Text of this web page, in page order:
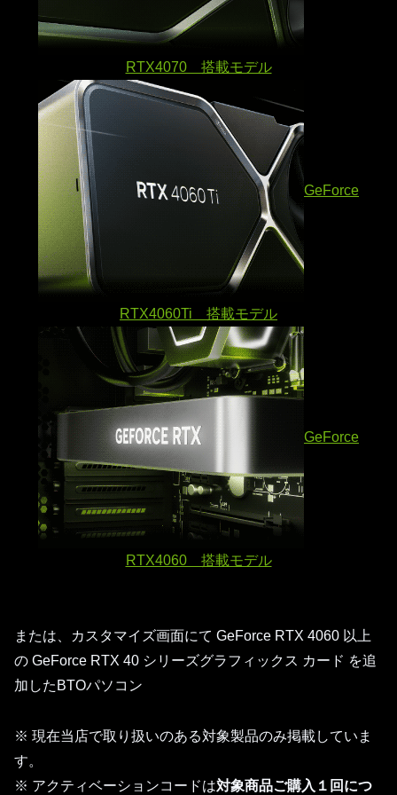
RTX4070 搭載モデル
GeForce
RTX4060Ti 搭載モデル
GeForce
RTX4060 搭載モデル
または、カスタマイズ画面にて GeForce RTX 4060 以上
の GeForce RTX 40 シリーズグラフィックス カード を追
加したBTOパソコン
※ 現在当店で取り扱いのある対象製品のみ掲載していま
す。
※ アクティベーションコードは対象商品ご購入１回につ